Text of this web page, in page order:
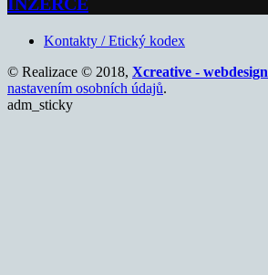
Kontakty / Etický kodex
© Realizace © 2018, Xcreative - webdesign
nastavením osobních údajů.
adm_sticky